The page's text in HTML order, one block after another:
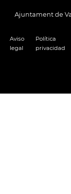
Ajuntament de
Aviso
legal
Política
privacidad